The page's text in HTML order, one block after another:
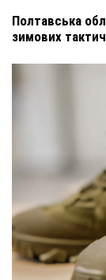
Полтавська
зимових